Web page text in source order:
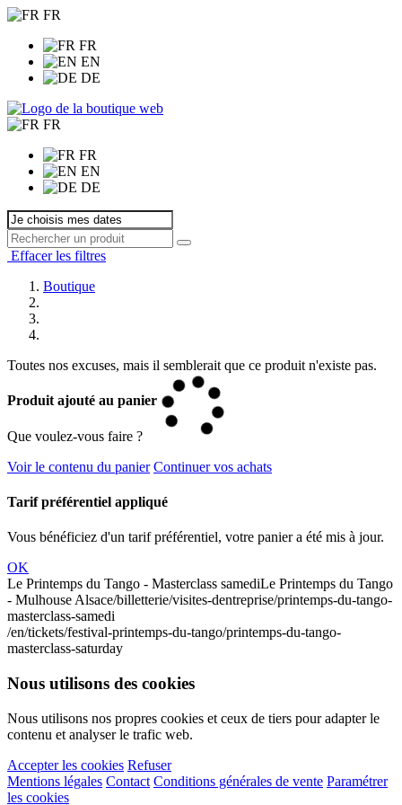
FR
FR
EN
DE
FR
FR
EN
DE
Effacer les filtres
Boutique
Toutes nos excuses, mais il semblerait que ce produit n'existe pas.
Produit ajouté au panier
Que voulez-vous faire ?
Voir le contenu du panier Continuer vos achats
Tarif préférentiel appliqué
Vous bénéficiez d'un tarif préférentiel, votre panier a été mis à jour.
OK
Le Printemps du Tango - Masterclass samediLe Printemps du Tango
- Mulhouse Alsace/billetterie/visites-dentreprise/printemps-du-tango-
masterclass-samedi
/en/tickets/festival-printemps-du-tango/printemps-du-tango-
masterclass-saturday
Nous utilisons des cookies
Nous utilisons nos propres cookies et ceux de tiers pour adapter le
contenu et analyser le trafic web.
Accepter les cookies Refuser
Mentions légales Contact Conditions générales de vente Paramétrer
les cookies